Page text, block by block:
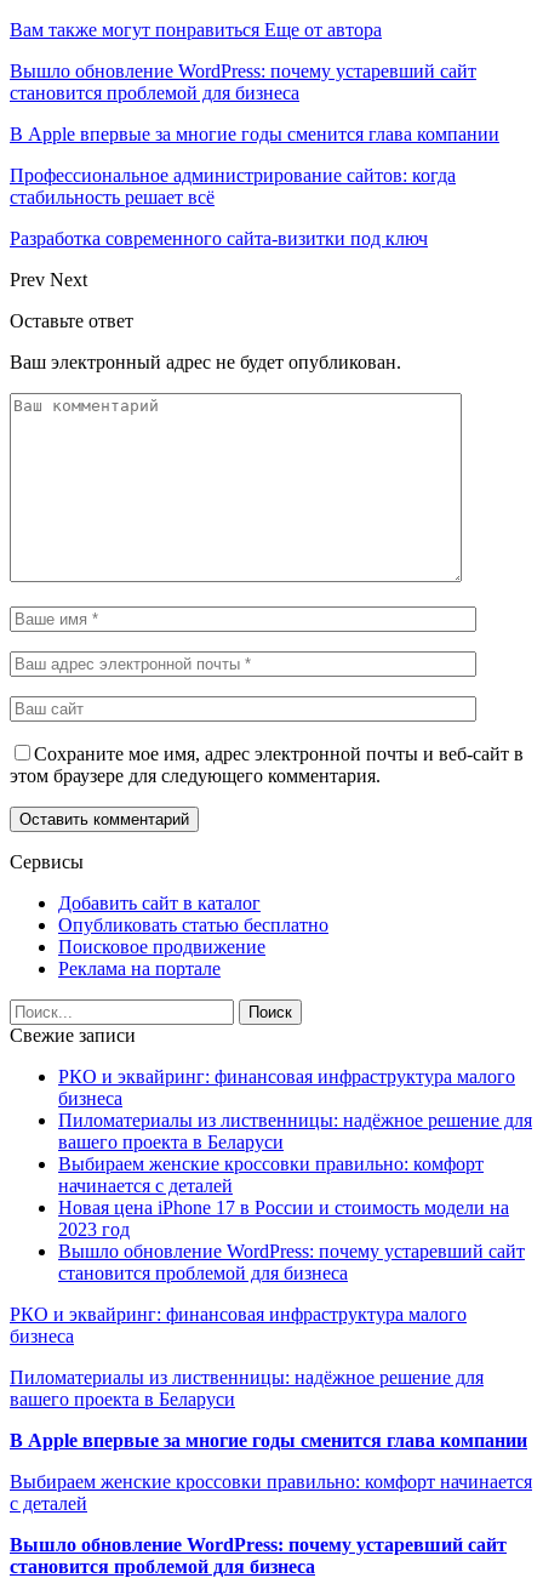
Вам также могут понравиться Еще от автора
Вышло обновление WordPress: почему устаревший сайт
становится проблемой для бизнеса
В Apple впервые за многие годы сменится глава компании
Профессиональное администрирование сайтов: когда
стабильность решает всё
Разработка современного сайта-визитки под ключ
Prev Next
Оставьте ответ
Ваш электронный адрес не будет опубликован.
Сохраните мое имя, адрес электронной почты и веб-сайт в
этом браузере для следующего комментария.
Сервисы
Добавить сайт в каталог
Опубликовать статью бесплатно
Поисковое продвижение
Реклама на портале
Свежие записи
РКО и эквайринг: финансовая инфраструктура малого
бизнеса
Пиломатериалы из лиственницы: надёжное решение для
вашего проекта в Беларуси
Выбираем женские кроссовки правильно: комфорт
начинается с деталей
Новая цена iPhone 17 в России и стоимость модели на
2023 год
Вышло обновление WordPress: почему устаревший сайт
становится проблемой для бизнеса
РКО и эквайринг: финансовая инфраструктура малого
бизнеса
Пиломатериалы из лиственницы: надёжное решение для
вашего проекта в Беларуси
В Apple впервые за многие годы сменится глава компании
Выбираем женские кроссовки правильно: комфорт начинается
с деталей
Вышло обновление WordPress: почему устаревший сайт
становится проблемой для бизнеса